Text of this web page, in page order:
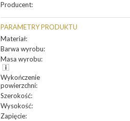
Producent:
PARAMETRY PRODUKTU
Materiał:
Barwa wyrobu:
Masa wyrobu:
Wykończenie
powierzchni:
Szerokość:
Wysokość:
Zapięcie: